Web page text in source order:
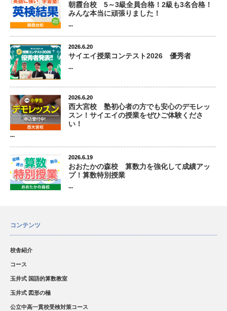
朝霞台校 5～3級全員合格！2級も3名合格！
みんな本当に頑張りました！
...
2026.6.20
サイエイ授業コンテスト2026 優秀者
...
2026.6.20
西大宮校 塾初心者の方でも安心のデモレッ
スン！サイエイの授業をぜひご体験くださ
い！
...
2026.6.19
おおたかの森校 算数力を強化して成績アッ
プ！算数特別授業
...
コンテンツ
校舎紹介
コース
玉井式 国語的算数教室
玉井式 図形の極
公立中高一貫校受検対策コース